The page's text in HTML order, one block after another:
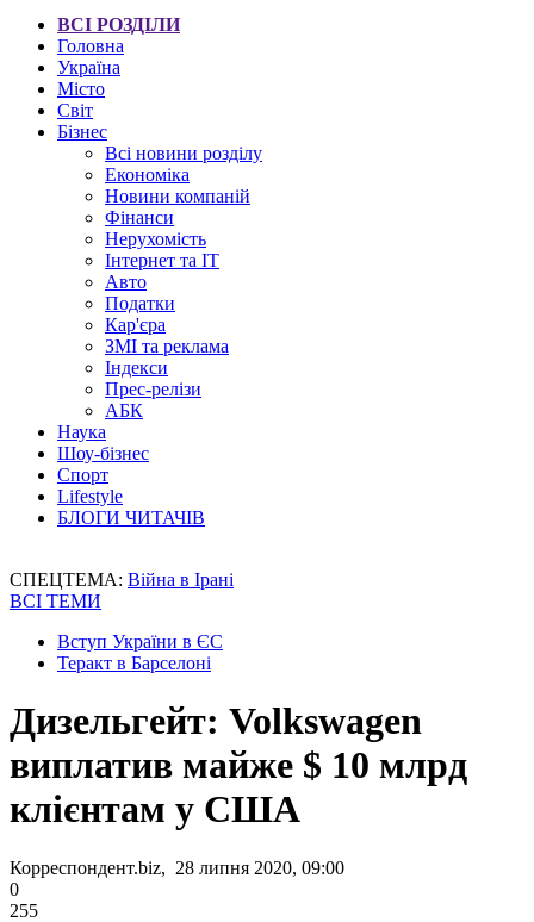
ВСІ РОЗДІЛИ
Головна
Україна
Місто
Світ
Бізнес
Всі новини розділу
Економіка
Новини компаній
Фінанси
Нерухомість
Інтернет та IT
Авто
Податки
Кар'єра
ЗМІ та реклама
Індекси
Прес-релізи
АБК
Наука
Шоу-бізнес
Спорт
Lifestyle
БЛОГИ ЧИТАЧІВ
СПЕЦТЕМА: Війна в Ірані
ВСІ ТЕМИ
Вступ України в ЄС
Теракт в Барселоні
Дизельгейт: Volkswagen
виплатив майже $ 10 млрд
клієнтам у США
Корреспондент.biz, 28 липня 2020, 09:00
0
255